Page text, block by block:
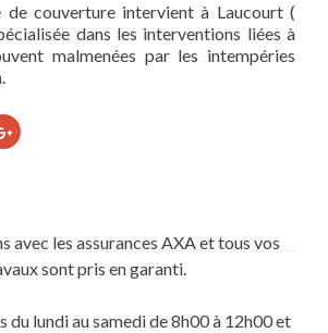
de couverture intervient à Laucourt (
dans les interventions liées à
malmenées par les intempéries
Cliquez
pour
fenêtre)
avec les assurances AXA et tous vos
sont pris en garanti.
du lundi au samedi de 8h00 à 12h00 et